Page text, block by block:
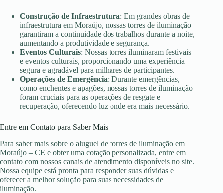
Construção de Infraestrutura: Em grandes obras de
infraestrutura em Moraújo, nossas torres de iluminação
garantiram a continuidade dos trabalhos durante a noite,
aumentando a produtividade e segurança.
Eventos Culturais: Nossas torres iluminaram festivais
e eventos culturais, proporcionando uma experiência
segura e agradável para milhares de participantes.
Operações de Emergência: Durante emergências,
como enchentes e apagões, nossas torres de iluminação
foram cruciais para as operações de resgate e
recuperação, oferecendo luz onde era mais necessário.
Entre em Contato para Saber Mais
Para saber mais sobre o aluguel de torres de iluminação em
Moraújo – CE e obter uma cotação personalizada, entre em
contato com nossos canais de atendimento disponíveis no site.
Nossa equipe está pronta para responder suas dúvidas e
oferecer a melhor solução para suas necessidades de
iluminação.